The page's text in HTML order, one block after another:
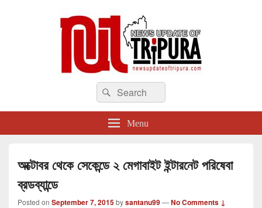
newsupdateoftripura.com
The one & only exceptional Bengali Version online news & infotainment portal
in Tripura.
Search
for:
Search
Menu
অক্টোবর থেকে সেকেন্ডে ২ মেগাবাইট ইন্টারনেট পরিষেবা
ব্রডব্যান্ডে
Posted on September 7, 2015bysantanu99—No Comments ↓